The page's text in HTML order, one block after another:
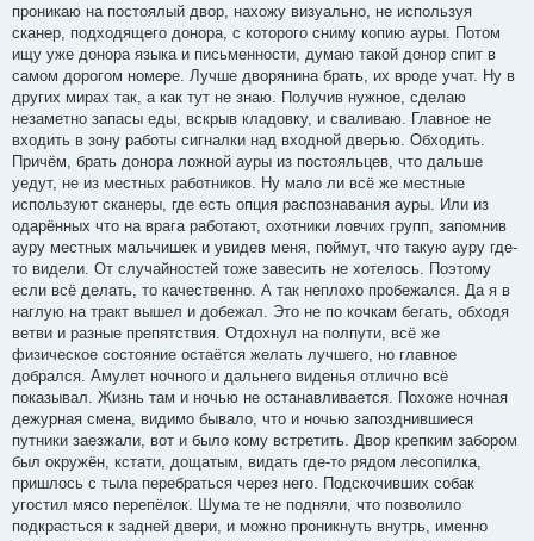
проникаю на постоялый двор, нахожу визуально, не используя
сканер, подходящего донора, с которого сниму копию ауры. Потом
ищу уже донора языка и письменности, думаю такой донор спит в
самом дорогом номере. Лучше дворянина брать, их вроде учат. Ну в
других мирах так, а как тут не знаю. Получив нужное, сделаю
незаметно запасы еды, вскрыв кладовку, и сваливаю. Главное не
входить в зону работы сигналки над входной дверью. Обходить.
Причём, брать донора ложной ауры из постояльцев, что дальше
уедут, не из местных работников. Ну мало ли всё же местные
используют сканеры, где есть опция распознавания ауры. Или из
одарённых что на врага работают, охотники ловчих групп, запомнив
ауру местных мальчишек и увидев меня, поймут, что такую ауру где-
то видели. От случайностей тоже завесить не хотелось. Поэтому
если всё делать, то качественно. А так неплохо пробежался. Да я в
наглую на тракт вышел и добежал. Это не по кочкам бегать, обходя
ветви и разные препятствия. Отдохнул на полпути, всё же
физическое состояние остаётся желать лучшего, но главное
добрался. Амулет ночного и дальнего виденья отлично всё
показывал. Жизнь там и ночью не останавливается. Похоже ночная
дежурная смена, видимо бывало, что и ночью запозднившиеся
путники заезжали, вот и было кому встретить. Двор крепким забором
был окружён, кстати, дощатым, видать где-то рядом лесопилка,
пришлось с тыла перебраться через него. Подскочивших собак
угостил мясо перепёлок. Шума те не подняли, что позволило
подкрасться к задней двери, и можно проникнуть внутрь, именно